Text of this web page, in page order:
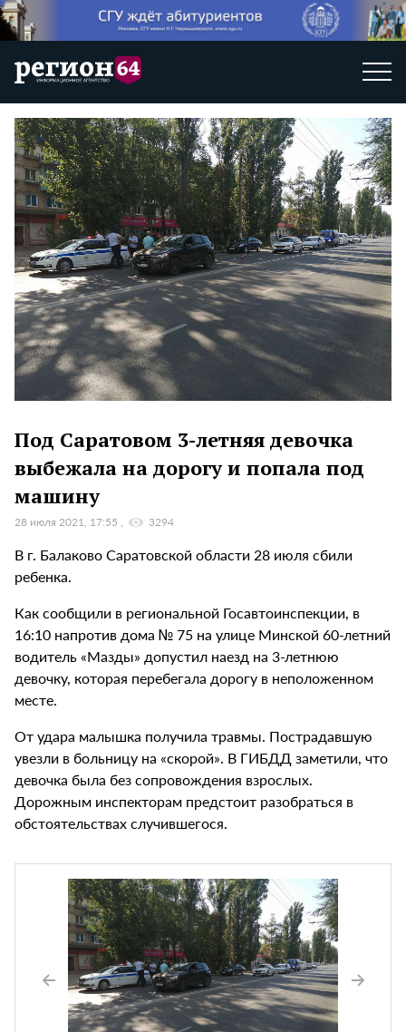
Под Саратовом 3-летняя девочка
выбежала на дорогу и попала под
машину
28 июля 2021, 17:55 3294
В г. Балаково Саратовской области 28 июля сбили
ребенка.
Как сообщили в региональной Госавтоинспекции, в
16:10 напротив дома № 75 на улице Минской 60-летний
водитель «Мазды» допустил наезд на 3-летнюю
девочку, которая перебегала дорогу в неположенном
месте.
От удара малышка получила травмы. Пострадавшую
увезли в больницу на «скорой». В ГИБДД заметили, что
девочка была без сопровождения взрослых.
Дорожным инспекторам предстоит разобраться в
обстоятельствах случившегося.